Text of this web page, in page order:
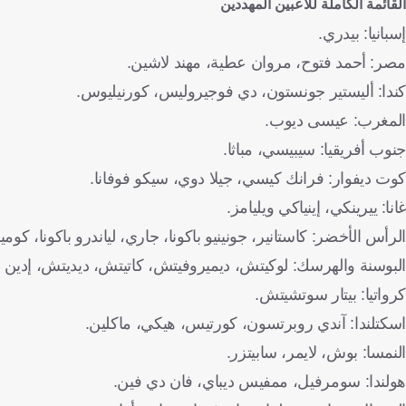
القائمة الكاملة للاعبين المهددين
إسبانيا: بيدري.
مصر: أحمد فتوح، مروان عطية، مهند لاشين.
كندا: أليستير جونستون، دي فوجيروليس، كورنيليوس.
المغرب: عيسى ديوب.
جنوب أفريقيا: سيبيسي، مباثا.
كوت ديفوار: فرانك كيسي، جيلا دوي، سيكو فوفانا.
غانا: ييرينكي، إينياكي ويليامز.
الرأس الأخضر: كاستانير، جونينيو باكونا، جاري، لياندرو باكونا،
البوسنة والهرسك: لوكيتش، ديميروفيتش، كاتيتش، ديديتش،
كرواتيا: بيتار سوتشيتش.
اسكتلندا: آندي روبرتسون، كورتيس، هيكي، ماكلين.
النمسا: بوش، لايمر، سابيتزر.
هولندا: سومرفيل، ممفيس ديباي، فان دي فين.